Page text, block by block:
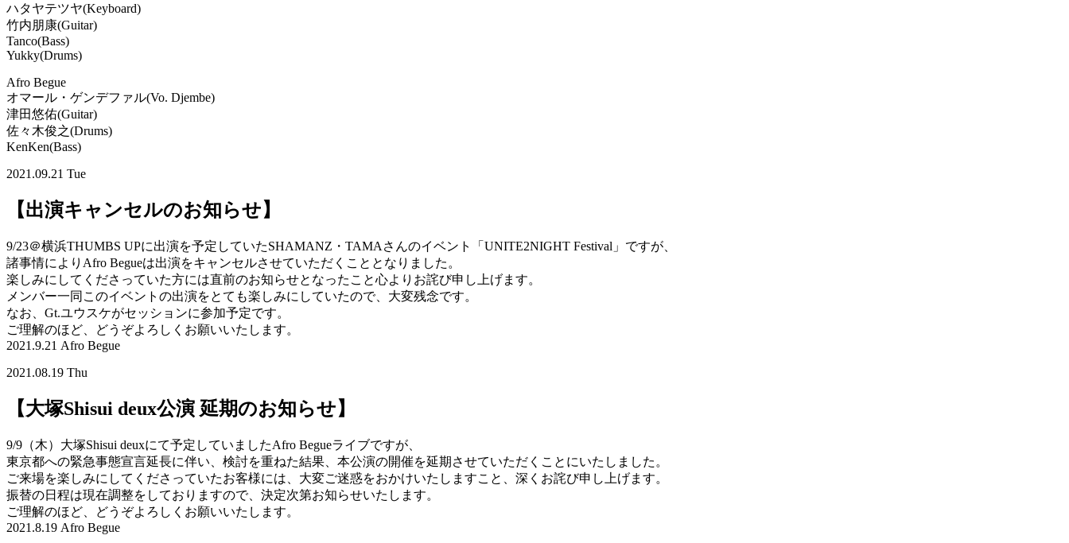
ハタヤテツヤ(Keyboard)
竹内朋康(Guitar)
Tanco(Bass)
Yukky(Drums)
Afro Begue
オマール・ゲンデファル(Vo. Djembe)
津田悠佑(Guitar)
佐々木俊之(Drums)
KenKen(Bass)
2021.09.21 Tue
【出演キャンセルのお知らせ】
9/23＠横浜THUMBS UPに出演を予定していたSHAMANZ・TAMAさんのイベント「UNITE2NIGHT Festival」ですが、
諸事情によりAfro Begueは出演をキャンセルさせていただくこととなりました。
楽しみにしてくださっていた方には直前のお知らせとなったこと心よりお詫び申し上げます。
メンバー一同このイベントの出演をとても楽しみにしていたので、大変残念です。
なお、Gt.ユウスケがセッションに参加予定です。
ご理解のほど、どうぞよろしくお願いいたします。
2021.9.21 Afro Begue
2021.08.19 Thu
【大塚Shisui deux公演 延期のお知らせ】
9/9（木）大塚Shisui deuxにて予定していましたAfro Begueライブですが、
東京都への緊急事態宣言延長に伴い、検討を重ねた結果、本公演の開催を延期させていただくことにいたしました。
ご来場を楽しみにしてくださっていたお客様には、大変ご迷惑をおかけいたしますこと、深くお詫び申し上げます。
振替の日程は現在調整をしておりますので、決定次第お知らせいたします。
ご理解のほど、どうぞよろしくお願いいたします。
2021.8.19 Afro Begue